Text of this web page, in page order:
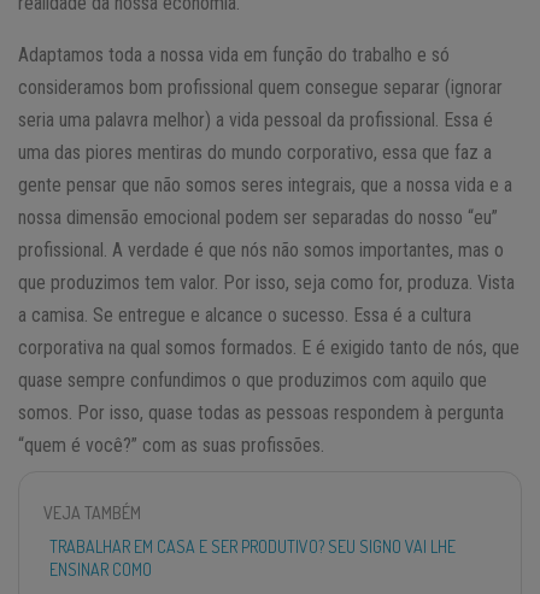
Adaptamos toda a nossa vida em função do trabalho e só
consideramos bom profissional quem consegue separar (ignorar
seria uma palavra melhor) a vida pessoal da profissional. Essa é
uma das piores mentiras do mundo corporativo, essa que faz a
gente pensar que não somos seres integrais, que a nossa vida e a
nossa dimensão emocional podem ser separadas do nosso “eu”
profissional. A verdade é que nós não somos importantes, mas o
que produzimos tem valor. Por isso, seja como for, produza. Vista
a camisa. Se entregue e alcance o sucesso. Essa é a cultura
corporativa na qual somos formados. E é exigido tanto de nós, que
quase sempre confundimos o que produzimos com aquilo que
somos. Por isso, quase todas as pessoas respondem à pergunta
“quem é você?” com as suas profissões.
VEJA TAMBÉM
TRABALHAR EM CASA E SER PRODUTIVO? SEU SIGNO VAI LHE
ENSINAR COMO